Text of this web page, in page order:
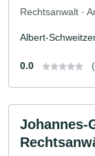
Rechtsanwalt ·
Albert-
0.0
Johannes-